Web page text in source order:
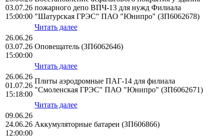
03.07.26
15:00:00
пожарного депо ВПЧ-13 для нужд Филиала
"Шатурская ГРЭС" ПАО "Юнипро" (ЗП6062678)
Читать далее
26.06.26
03.07.26
15:00:00
Оповещатель (ЗП6062646)
Читать далее
26.06.26
01.07.26
15:18:00
Плиты аэродромные ПАГ-14 для филиала
"Смоленская ГРЭС" ПАО "Юнипро" (ЗП6062671)
Читать далее
09.06.26
24.06.26
12:00:00
Аккумуляторные батареи (ЗП606866)